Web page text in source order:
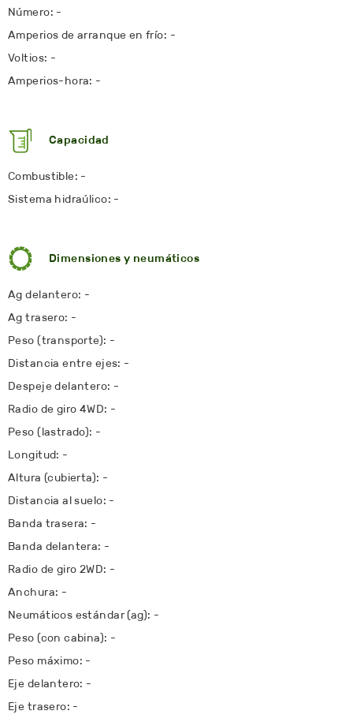
Número: -
Amperios de arranque en frío: -
Voltios: -
Amperios-hora: -
Capacidad
Combustible: -
Sistema hidraúlico: -
Dimensiones y neumáticos
Ag delantero: -
Ag trasero: -
Peso (transporte): -
Distancia entre ejes: -
Despeje delantero: -
Radio de giro 4WD: -
Peso (lastrado): -
Longitud: -
Altura (cubierta): -
Distancia al suelo: -
Banda trasera: -
Banda delantera: -
Radio de giro 2WD: -
Anchura: -
Neumáticos estándar (ag): -
Peso (con cabina): -
Peso máximo: -
Eje delantero: -
Eje trasero: -